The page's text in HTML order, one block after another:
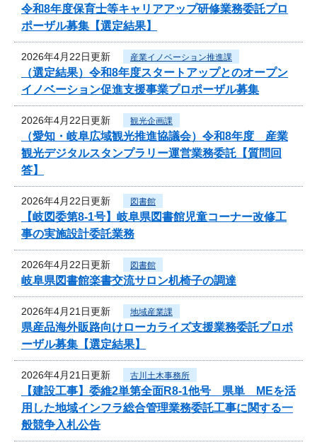
令和8年度保育士等キャリアアップ研修業務委託プロ
ポーザル募集【選定結果】
2026年4月22日更新 産業イノベーション推進課
（選定結果）令和8年度スタートアップとのオープン
イノベーション促進支援事業プロポーザル募集
2026年4月22日更新 観光企画課
（愛知・岐阜広域観光推進協議会）令和8年度 産業
観光デジタルスタンプラリー運営業務委託【質問回
答】
2026年4月22日更新 図書館
【岐図委第8-1号】岐阜県図書館児童コーナー改修工
事の実施設計委託業務
2026年4月22日更新 図書館
岐阜県図書館楽書交流サロン机椅子の調達
2026年4月21日更新 地域産業課
県産品海外販路向けローカライズ支援業務委託プロポ
ーザル募集【選定結果】
2026年4月21日更新 古川土木事務所
【建設工事】委維2単第全面R8-1他号 県単 MEを活
用した地域インフラ総合管理業務委託工事に関する一
般競争入札公告